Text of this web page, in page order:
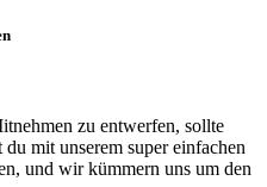
zu entwerfen, sollte
mit unserem super einfachen
und wir kümmern uns um den